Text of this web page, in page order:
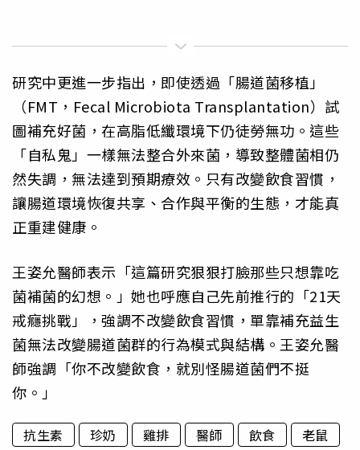
研究中更進一步指出，即使透過「腸道菌移植」
（FMT，Fecal Microbiota Transplantation）試
圖補充好菌，在高脂低纖環境下仍徒勞無功。這些
「自私鬼」一樣無法整合外來菌，導致整體菌相仍
然失調，無法達到預期療效。只有改變飲食習慣，
讓腸道環境恢復共享、合作與平衡的生態，才能真
正重建健康。
王姿允醫師表示「這篇研究狠狠打臉那些只想靠吃
菌補菌的幻想。」她也呼應自己先前推行的「21天
戒癮挑戰」，強調不改變飲食習慣，單靠補充益生
菌無法改變腸道菌群的行為模式與結構。王姿允醫
師強調「你不改變飲食，就別怪腸道菌們不挺
你。」
抗生素 珍奶 雞排 醫師 飲食
老鼠